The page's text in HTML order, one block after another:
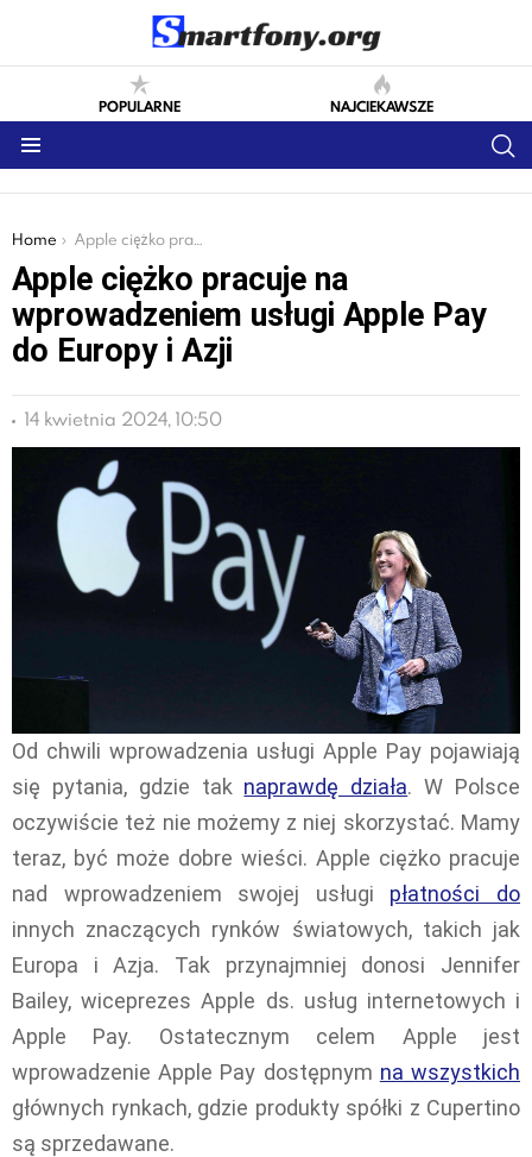
POPULARNE NAJCIEKAWSZE
You are here:
Home Apple ciężko pracuje na wprowadzeniem usługi Apple Pay do Europy i Azji
Apple ciężko pracuje na
wprowadzeniem usługi Apple Pay
do Europy i Azji
14 kwietnia 2024, 10:50
Od chwili wprowadzenia usługi Apple Pay pojawiają
się pytania, gdzie tak naprawdę działa. W Polsce
oczywiście też nie możemy z niej skorzystać. Mamy
teraz, być może dobre wieści. Apple ciężko pracuje
nad wprowadzeniem swojej usługi płatności do
innych znaczących rynków światowych, takich jak
Europa i Azja. Tak przynajmniej donosi Jennifer
Bailey, wiceprezes Apple ds. usług internetowych i
Apple Pay. Ostatecznym celem Apple jest
wprowadzenie Apple Pay dostępnym na wszystkich
głównych rynkach, gdzie produkty spółki z Cupertino
są sprzedawane.